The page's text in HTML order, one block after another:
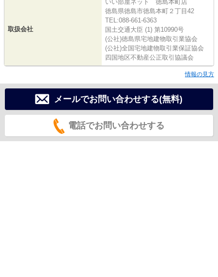
取扱会社
いい部屋ネット 徳島本町店
徳島県徳島市徳島本町２丁目42
TEL:088-661-6363
国土交通大臣 (1) 第10990号
(公社)徳島県宅地建物取引業協会
(公社)全国宅地建物取引業保証協会
四国地区不動産公正取引協議会
情報の見方
メールでお問い合わせする(無料)
電話でお問い合わせする